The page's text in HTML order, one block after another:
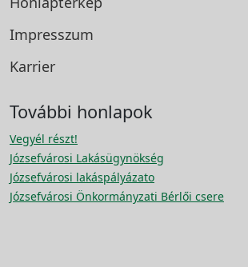
Impresszum
Karrier
További honlapok
Vegyél részt!
Józsefvárosi Lakásügynökség
Józsefvárosi lakáspályázato
Józsefvárosi Önkormányzati Bérlői csere